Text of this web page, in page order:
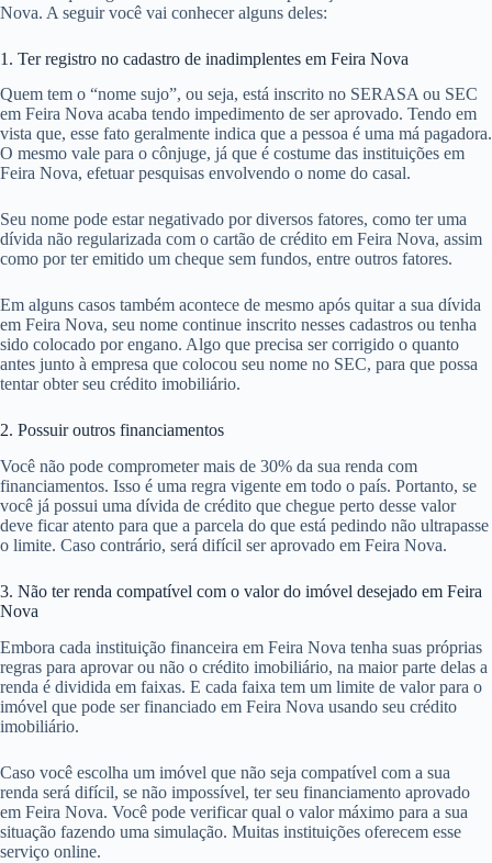
Nova. A seguir você vai conhecer alguns deles:
1. Ter registro no cadastro de inadimplentes em Feira Nova
Quem tem o “nome sujo”, ou seja, está inscrito no SERASA ou SEC
em Feira Nova acaba tendo impedimento de ser aprovado. Tendo em
vista que, esse fato geralmente indica que a pessoa é uma má pagadora.
O mesmo vale para o cônjuge, já que é costume das instituições em
Feira Nova, efetuar pesquisas envolvendo o nome do casal.
Seu nome pode estar negativado por diversos fatores, como ter uma
dívida não regularizada com o cartão de crédito em Feira Nova, assim
como por ter emitido um cheque sem fundos, entre outros fatores.
Em alguns casos também acontece de mesmo após quitar a sua dívida
em Feira Nova, seu nome continue inscrito nesses cadastros ou tenha
sido colocado por engano. Algo que precisa ser corrigido o quanto
antes junto à empresa que colocou seu nome no SEC, para que possa
tentar obter seu crédito imobiliário.
2. Possuir outros financiamentos
Você não pode comprometer mais de 30% da sua renda com
financiamentos. Isso é uma regra vigente em todo o país. Portanto, se
você já possui uma dívida de crédito que chegue perto desse valor
deve ficar atento para que a parcela do que está pedindo não ultrapasse
o limite. Caso contrário, será difícil ser aprovado em Feira Nova.
3. Não ter renda compatível com o valor do imóvel desejado em Feira
Nova
Embora cada instituição financeira em Feira Nova tenha suas próprias
regras para aprovar ou não o crédito imobiliário, na maior parte delas a
renda é dividida em faixas. E cada faixa tem um limite de valor para o
imóvel que pode ser financiado em Feira Nova usando seu crédito
imobiliário.
Caso você escolha um imóvel que não seja compatível com a sua
renda será difícil, se não impossível, ter seu financiamento aprovado
em Feira Nova. Você pode verificar qual o valor máximo para a sua
situação fazendo uma simulação. Muitas instituições oferecem esse
serviço online.